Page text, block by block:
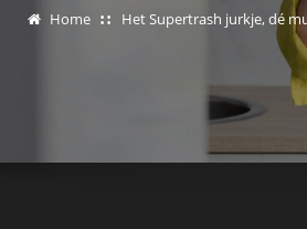
Home Het Supertrash jurkje, dé